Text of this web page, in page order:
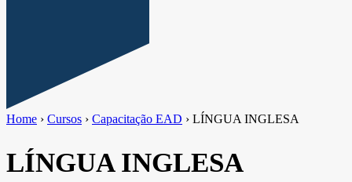
Home › Cursos › Capacitação EAD › LÍNGUA INGLESA
LÍNGUA INGLESA